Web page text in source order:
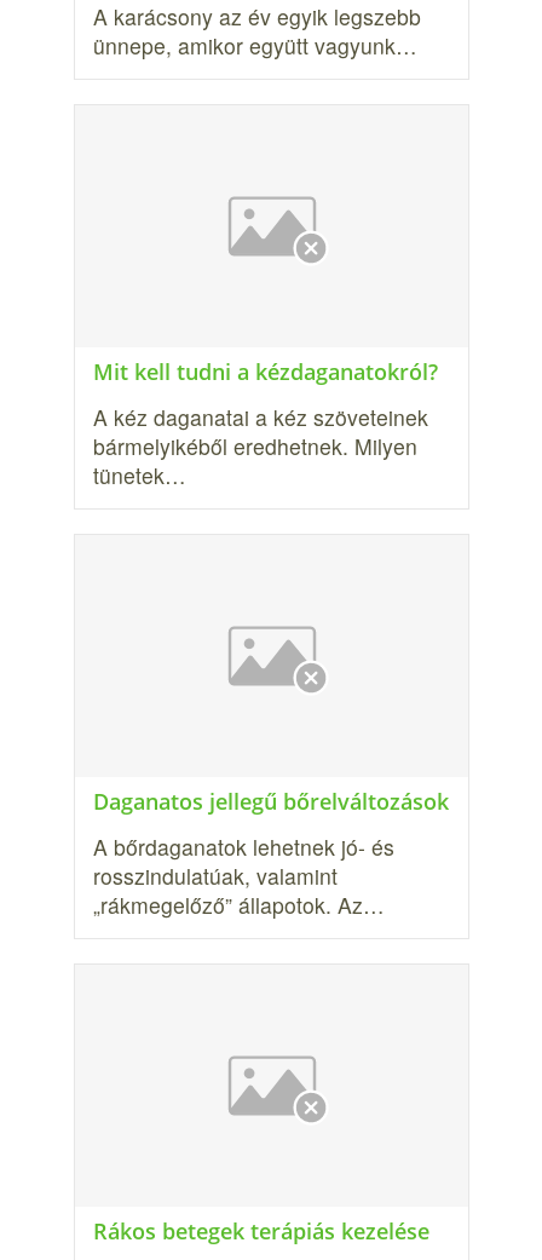
A karácsony az év egyik legszebb
ünnepe, amikor együtt vagyunk…
Mit kell tudni a kézdaganatokról?
A kéz daganatai a kéz szöveteinek
bármelyikéből eredhetnek. Milyen
tünetek…
Daganatos jellegű bőrelváltozások
A bőrdaganatok lehetnek jó- és
rosszindulatúak, valamint
„rákmegelőző” állapotok. Az…
Rákos betegek terápiás kezelése